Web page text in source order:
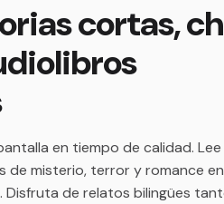
cortas,
en tiempo de calidad.
de misterio, terror y romance en
Disfruta de relatos bilingües